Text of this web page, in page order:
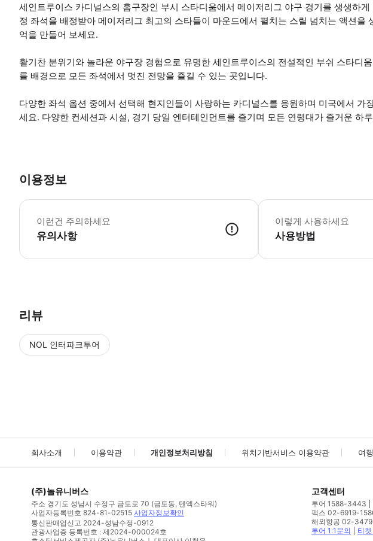
세인트루이스 카디널스의 홈구장인 부시 스타디움에서 메이저리그 야구 경기를 생생하
정 좌석을 배정받아 메이저리그 최고의 스타들이 마운드에서 펼치는 스릴 넘치는 액션을
억을 만들어 보세요.
활기찬 분위기와 놀라운 야구장 경험으로 유명한 세인트루이스의 전설적인 부쉬 스타디
를 배경으로 모든 좌석에서 멋진 전망을 즐길 수 있는 곳입니다.
다양한 좌석 옵션 중에서 선택해 현지인들이 사랑하는 카디널스를 응원하며 미국에서 가
세요. 다양한 컨세션과 시설, 경기 당일 엔터테인먼트를 즐기며 모든 연령대가 즐거운 하
이용정보
이런건 주의하세요
유의사항
GetYourGuide QR 코드는 입장
이렇게 사용하세요
사용방법
리뷰
NOL 인터파크투어
회사소개 이용약관 개인정보처리방침 위치기반서비스 이용약관 여
(주)놀유니버스
주소 경기도 성남시 수정구 금토로 70 (금토동, 텐엑스타워)
사업자등록번호 824-81-02515 사업자정보확인
통신판매업신고 2024-성남수정-0912
관광사업증 등록번호 : 제2024-000024호
고객센터
투어 1588-3443
팩스 02-6919-
해외항공 02-
투어 1:1문의
티